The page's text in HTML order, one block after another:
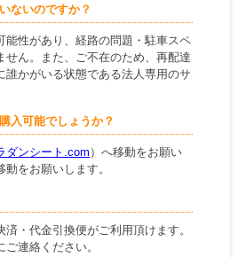
ないのですか？
性があり、経路の問題・駐車スペ
ん。また、ご不在のため、再配達
かがいる状態である法人専用のサ
入可能でしょうか？
ダンシート.com ）へ移動をお願い
動をお願いします。
・代金引換便がご利用頂けます。
連絡ください。